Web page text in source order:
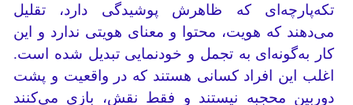
تکه‌پارچه‌ای که ظاهرش پوشیدگی دارد، تقلیل
می‌دهند که هویت، محتوا و معنای هویتی ندارد و این
کار به‌گونه‌ای به تجمل و خودنمایی تبدیل شده است.
اغلب این افراد کسانی هستند که در واقعیت و پشت
دوربین محجبه نیستند و فقط نقش، بازی می‌کنند